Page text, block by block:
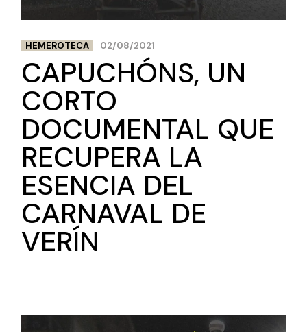
HEMEROTECA 02/08/2021
CAPUCHÓNS, UN
CORTO
DOCUMENTAL QUE
RECUPERA LA
ESENCIA DEL
CARNAVAL DE
VERÍN